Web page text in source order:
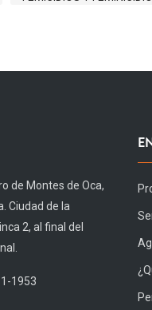
de Montes de Oca,
Ciudad de la
2, al final del
1953